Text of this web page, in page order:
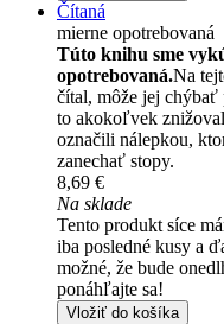
Čítaná
mierne opotrebovaná
Túto knihu sme
opotrebovaná.Na
čítal, môže jej chýbať
to akokoľvek
označili nálepkou,
zanechať stopy.
8,69 €
Na sklade
Tento produkt síce
iba posledné kusy a
možné, že bude
ponáhľajte sa!
Vložiť do košíka